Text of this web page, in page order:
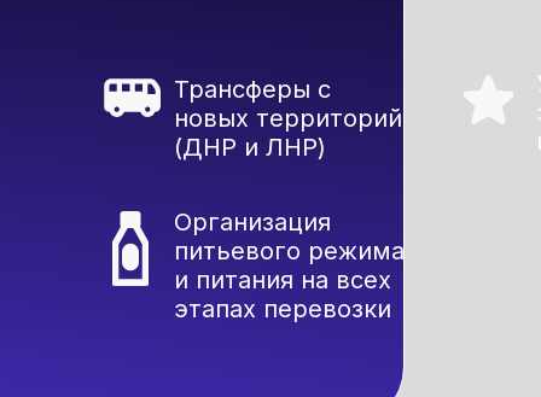
Трансферы с
новых территорий
(ДНР и ЛНР)
Организация
питьевого режима
и питания на всех
этапах перевозки